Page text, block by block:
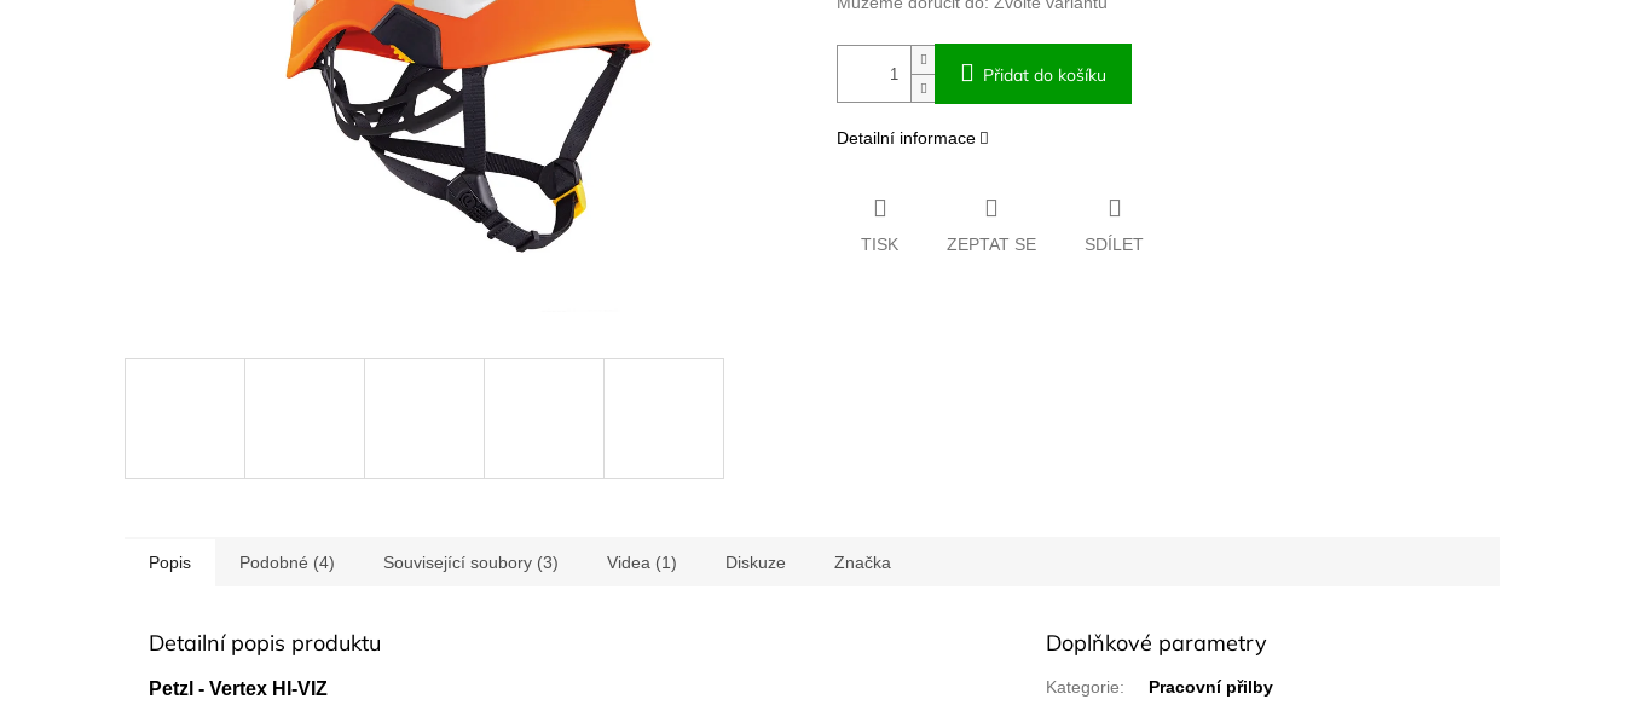
Přidat do košíku
Detailní informace
TISK ZEPTAT SE SDÍLET
Popis Podobné (4) Související soubory (3) Videa (1) Diskuze Značka
Detailní popis produktu
Petzl - Vertex HI-VIZ
Doplňkové parametry
Kategorie:
Pracovní přilby